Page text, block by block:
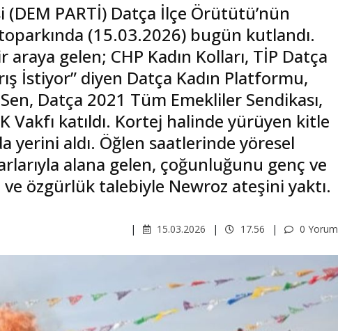
PARTİ) Datça İlçe Örütütü’nün
(15.03.2026) bugün kutlandı.
gelen; CHP Kadın Kolları, TİP Datça
İstiyor” diyen Datça Kadın Platformu,
Datça 2021 Tüm Emekliler Sendikası,
Vakfı katıldı. Kortej halinde yürüyen kitle
yerini aldı. Öğlen saatlerinde yöresel
alana gelen, çoğunluğunu genç ve
özgürlük talebiyle Newroz ateşini yaktı.
0 Yorum
17.56
15.03.2026